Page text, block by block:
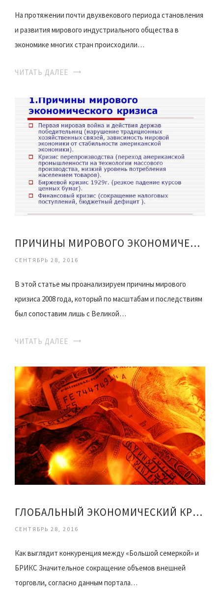
На протяжении почти двухвекового периода становления
и развития мирового индустриального общества в
экономике многих стран происходили…
ЧИТАТЬ ДАЛЕЕ
ПРИЧИНЫ МИРОВОГО ЭКОНОМИЧЕСКОГО КРИЗИСА
СЕНТЯБРЬ 28, 2016
В этой статье мы проанализируем причины мирового
кризиса 2008 года, который по масштабам и последствиям
был сопоставим лишь с Великой…
ЧИТАТЬ ДАЛЕЕ
ГЛОБАЛЬНЫЙ ЭКОНОМИЧЕСКИЙ КРИЗИС
СЕНТЯБРЬ 28, 2016
Как выглядит конкуренция между «Большой семеркой» и
БРИКС Значительное сокращение объемов внешней
торговли, согласно данным портала…